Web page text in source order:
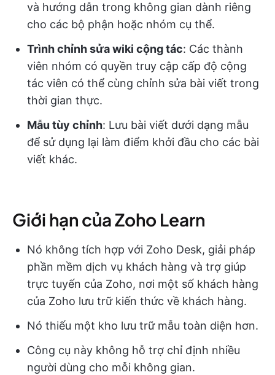
và hướng dẫn trong không gian dành riêng
cho các bộ phận hoặc nhóm cụ thể.
Trình chỉnh sửa wiki cộng tác: Các thành
viên nhóm có quyền truy cập cấp độ cộng
tác viên có thể cùng chỉnh sửa bài viết trong
thời gian thực.
Mẫu tùy chỉnh: Lưu bài viết dưới dạng mẫu
để sử dụng lại làm điểm khởi đầu cho các bài
viết khác.
Giới hạn của Zoho Learn
Nó không tích hợp với Zoho Desk, giải pháp
phần mềm dịch vụ khách hàng và trợ giúp
trực tuyến của Zoho, nơi một số khách hàng
của Zoho lưu trữ kiến thức về khách hàng.
Nó thiếu một kho lưu trữ mẫu toàn diện hơn.
Công cụ này không hỗ trợ chỉ định nhiều
người dùng cho mỗi không gian.